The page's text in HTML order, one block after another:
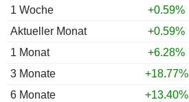
1 Woche
+0.59%
Aktueller Monat
+0.59%
1 Monat
+6.28%
3 Monate
+18.77%
6 Monate
+13.40%